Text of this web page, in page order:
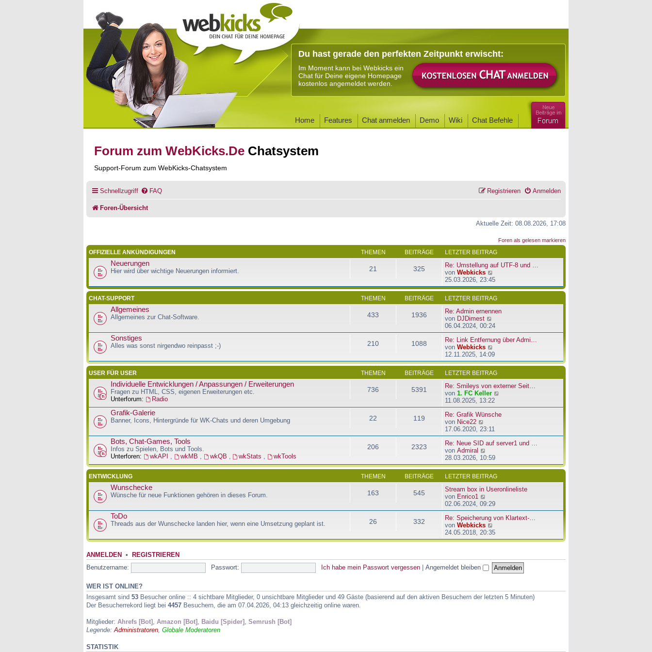
Du hast gerade den perfekten Zeitpunkt erwischt:
Im Moment kann bei Webkicks ein
Chat für Deine eigene Homepage
kostenlos angemeldet werden.
Home Features Chat anmelden Demo Wiki Chat Befehle
Forum zum WebKicks.De Chatsystem
Support-Forum zum WebKicks-Chatsystem
Schnellzugriff FAQ Anmelden
Registrieren
Foren-Übersicht
Aktuelle Zeit: 08.08.2026, 17:08
Foren als gelesen markieren
OFFIZIELLE ANKÜNDIGUNGEN THEMEN BEITRÄGE LETZTER BEITRAG
Neuerungen
Hier wird über wichtige Neuerungen informiert. 21 325
Re: Umstellung auf UTF-8 und …
von Webkicks
e
u
s
e
r
B
e
t
a
g
25.03.2026, 23:45
CHAT-SUPPORT THEMEN BEITRÄGE LETZTER BEITRAG
Allgemeines
Allgemeines zur Chat-Software. 433 1936
Re: Admin ernennen
von DJDimest
e
u
e
s
t
e
B
e
t
a
06.04.2024, 00:24
Sonstiges
Alles was sonst nirgendwo reinpasst ;-) 210 1088
Re: Link Entfernung über Admi…
von Webkicks
e
u
s
e
r
B
e
t
a
12.11.2025, 14:09
USER FÜR USER THEMEN BEITRÄGE LETZTER BEITRAG
Individuelle Entwicklungen / Anpassungen / Erweiterungen
Fragen zu HTML, CSS, eigenen Erweiterungen etc.
Unterforum:
Radio
736 5391
Re: Smileys von externer Seit…
von 1. FC Keller
u
e
e
r
i
a
11.08.2025, 13:22
Grafik-Galerie
Banner, Icons, Hintergründe für WK-Chats und deren Umgebung 22 119
Re: Grafik Wünsche
von Nice22
e
u
e
s
t
e
B
e
i
t
a
g
17.06.2020, 23:11
Bots, Chat-Games, Tools
Infos zu Spielen, Bots und Tools.
Unterforen:
wkAPI wkMB wkQB wkStats wkTools
206 2323
Re: Neue SID auf server1 und …
von Admiral
e
u
s
t
e
r
B
e
t
28.03.2026, 10:59
ENTWICKLUNG THEMEN BEITRÄGE LETZTER BEITRAG
Wunschecke
Wünsche für neue Funktionen gehören in dieses Forum. 163 545
Stream box in Useronlineliste
von Enrico1
e
u
e
s
t
e
e
a
g
02.06.2024, 09:29
ToDo
Threads aus der Wunschecke landen hier, wenn eine Umsetzung geplant ist. 26 332
Re: Speicherung von Klartext-…
von Webkicks
e
u
t
e
r
e
i
24.05.2018, 20:35
ANMELDEN • REGISTRIEREN
Benutzername: Passwort: Ich habe mein Passwort vergessen Angemeldet bleiben
WER IST ONLINE?
Insgesamt sind 53 Besucher online :: 4 sichtbare Mitglieder, 0 unsichtbare Mitglieder und 49 Gäste (basierend auf den aktiven Besuchern der letzten 5 Minuten)
Der Besucherrekord liegt bei 4457 Besuchern, die am 07.04.2026, 04:13 gleichzeitig online waren.
Mitglieder: Ahrefs [Bot] Amazon [Bot] Baidu [Spider]
Semrush [Bot]
Legende: Administratoren Globale Moderatoren
STATISTIK